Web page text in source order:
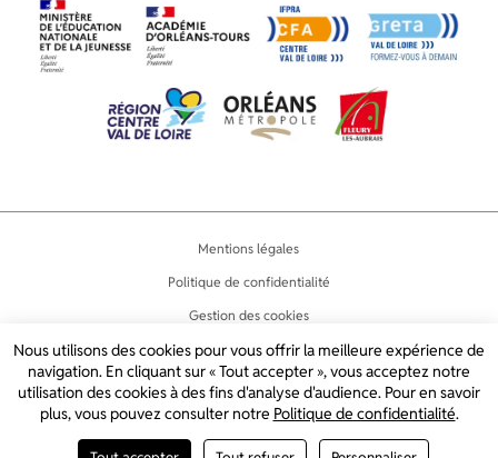
2024 © LYCÉE JEAN LURÇAT
Mentions légales
Politique de confidentialité
Gestion des cookies
Accessibilité
Plan du site
Nous utilisons des cookies pour vous offrir la meilleure expérience de
navigation. En cliquant sur « Tout accepter », vous acceptez notre
utilisation des cookies à des fins d'analyse d'audience. Pour en savoir
plus, vous pouvez consulter notre Politique de confidentialité.